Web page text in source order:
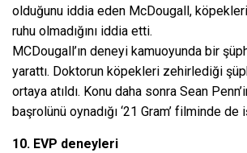
olduğunu iddia eden McDougall,
ruhu olmadığını iddia etti.
MCDougall’ın deneyi kamuoyunda bir
yarattı. Doktorun köpekleri zehirlediği
ortaya atıldı. Konu daha sonra Sean
başrolünü oynadığı ‘21 Gram’ filminde de
10. EVP deneyleri